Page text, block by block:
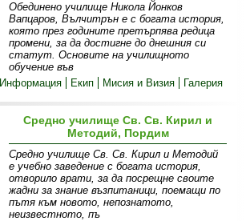
Обединено училище Никола Йонков
Вапцаров, Вълчитрън е с богата история,
която през годините претърпява редица
промени, за да достигне до днешния си
статут. Основите на училищното
обучение във
Информация
Екип Мисия и Визия Галерия
Средно училище Св. Св. Кирил и
Методий, Пордим
Средно училище Св. Св. Кирил и Методий
е учебно заведение с богата история,
отворило врати, за да посрещне своите
жадни за знание възпитаници, поемащи по
пътя към новото, непознатото,
неизвестното, пъ